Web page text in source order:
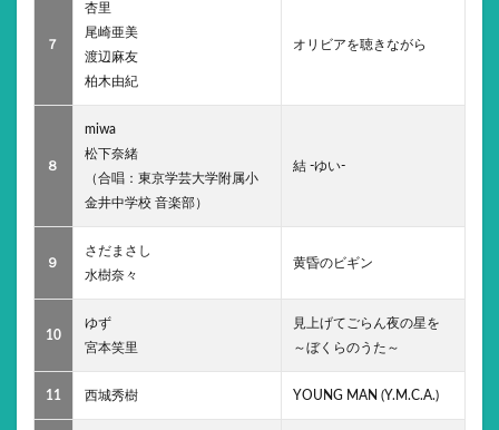
７
杏里
尾崎亜美
渡辺麻友
柏木由紀
オリビアを聴きながら
８
miwa
松下奈緒
（合唱：東京学芸大学附属小
金井中学校 音楽部）
結 -ゆい-
９
さだまさし
水樹奈々
黄昏のビギン
10
ゆず
宮本笑里
見上げてごらん夜の星を
～ぼくらのうた～
11 西城秀樹 YOUNG MAN (Y.M.C.A.)